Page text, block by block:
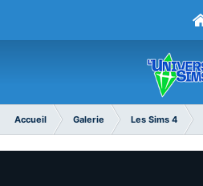
Accueil Galerie Les Sims 4